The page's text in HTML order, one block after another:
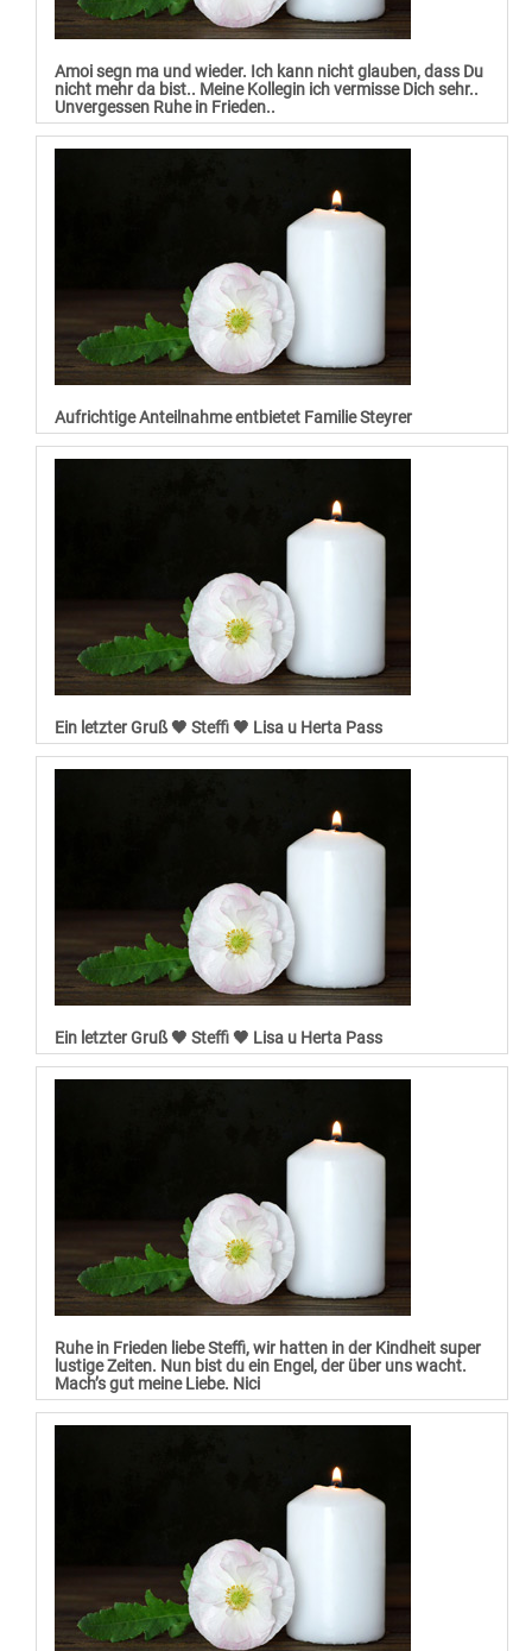
Amoi segn ma und wieder. Ich kann nicht glauben, dass Du
nicht mehr da bist.. Meine Kollegin ich vermisse Dich sehr..
Unvergessen Ruhe in Frieden..
Aufrichtige Anteilnahme entbietet Familie Steyrer
Ein letzter Gruß 🖤 Steffi 🖤 Lisa u Herta Pass
Ein letzter Gruß 🖤 Steffi 🖤 Lisa u Herta Pass
Ruhe in Frieden liebe Steffi, wir hatten in der Kindheit super
lustige Zeiten. Nun bist du ein Engel, der über uns wacht.
Mach’s gut meine Liebe. Nici